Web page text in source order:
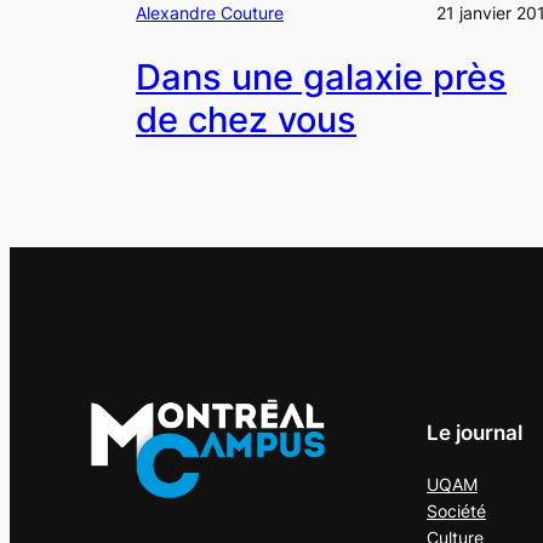
Alexandre Couture 21 janvier
Dans une galaxie près
de chez vous
Le journal
UQAM
Société
Culture